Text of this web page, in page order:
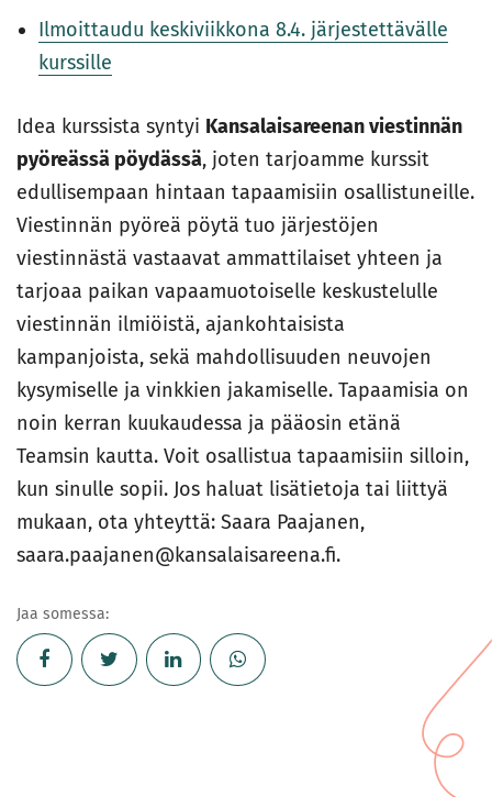
Ilmoittaudu keskiviikkona 8.4. järjestettävälle
kurssille
Idea kurssista syntyi Kansalaisareenan viestinnän
pyöreässä pöydässä, joten tarjoamme kurssit
edullisempaan hintaan tapaamisiin osallistuneille.
Viestinnän pyöreä pöytä tuo järjestöjen
viestinnästä vastaavat ammattilaiset yhteen ja
tarjoaa paikan vapaamuotoiselle keskustelulle
viestinnän ilmiöistä, ajankohtaisista
kampanjoista, sekä mahdollisuuden neuvojen
kysymiselle ja vinkkien jakamiselle. Tapaamisia on
noin kerran kuukaudessa ja pääosin etänä
Teamsin kautta. Voit osallistua tapaamisiin silloin,
kun sinulle sopii. Jos haluat lisätietoja tai liittyä
mukaan, ota yhteyttä: Saara Paajanen,
saara.paajanen@kansalaisareena.fi.
Jaa somessa: